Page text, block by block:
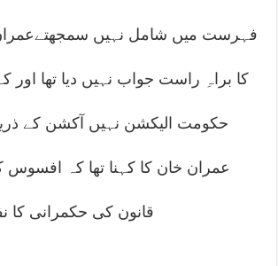
فہرست میں شامل نہیں
کا براہِ راست جواب نہیں دیا تھا اور
حکومت الیکشن نہیں آکشن کے
عمران خان کا کہنا تھا کہ افسوس
قانون کی حکمرانی کا